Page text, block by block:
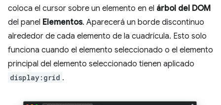
coloca el cursor sobre un elemento en el árbol del DOM
del panel Elementos. Aparecerá un borde discontinuo
alrededor de cada elemento de la cuadrícula. Esto solo
funciona cuando el elemento seleccionado o el elemento
principal del elemento seleccionado tienen aplicado
display:grid .